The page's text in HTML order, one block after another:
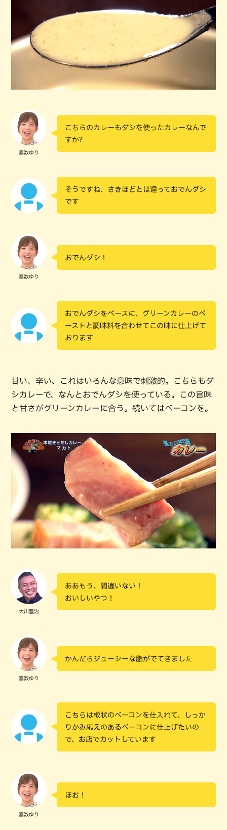
嘉数ゆり
こちらのカレーもダシを使ったカレーなんで
すか?
そうですね、さきほどとは違っておでんダシ
です
嘉数ゆり
おでんダシ！
おでんダシをベースに、グリーンカレーのペ
ーストと調味料を合わせてこの味に仕上げて
おります
甘い、辛い、これはいろんな意味で刺激的。こちらもダ
シカレーで、なんとおでんダシを使っている。この旨味
と甘さがグリーンカレーに合う。続いてはベーコンを。
大川豊治
ああもう、間違いない！
おいしいやつ！
嘉数ゆり
かんだらジューシーな脂がでてきました
こちらは板状のベーコンを仕入れて、しっか
りかみ応えのあるベーコンに仕上げたいの
で、お店でカットしています
嘉数ゆり
ほお！